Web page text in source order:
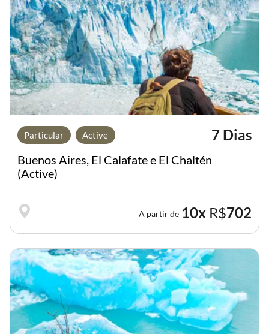
Particular Active 7 Dias
Buenos Aires, El Calafate e El Chaltén
(Active)
A partir de 10x R$702